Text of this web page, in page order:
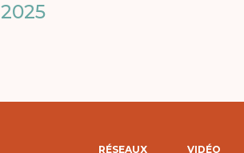
2025
RÉSEAUX VIDÉO